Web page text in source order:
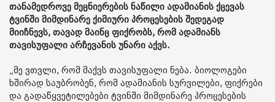
თანამედროვე მეცნიერების ნაწილი ადამიანის ქცევას
ტვინში მიმდინარე ქიმიური პროცესების შედეგად
მიიჩნევს, თავად მაინც ფიქრობს, რომ ადამიანს
თავისუფალი არჩევანის უნარი აქვს.
„მე ვთვლი, რომ მაქვს თავისუფალი ნება. ბიოლოგები
ხშირად საუბრობენ, რომ ადამიანის სურვილები, ფიქრები
და გადაწყვეტილებები ტვინში მიმდინარე პროცესების